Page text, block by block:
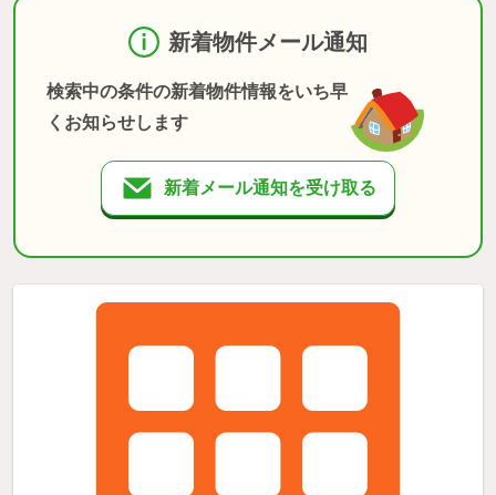
新着物件メール通知
検索中の条件の新着物件情報をいち早
くお知らせします
新着メール通知を受け取る